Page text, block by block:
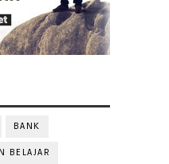
BANK
BELAJAR